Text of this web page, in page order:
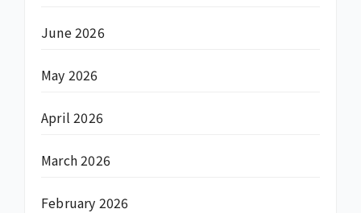
June 2026
May 2026
April 2026
March 2026
February 2026